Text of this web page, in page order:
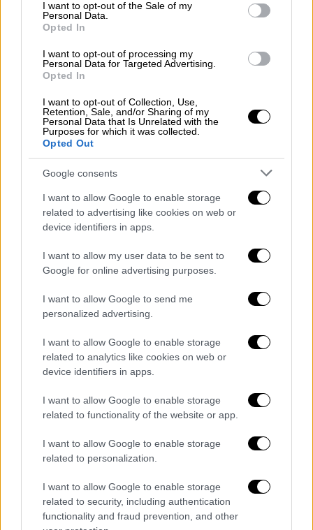
I want to opt-out of the Sale of my
Personal Data.
Opted In
I want to opt-out of processing my
Personal Data for Targeted Advertising.
Opted In
I want to opt-out of Collection, Use,
Retention, Sale, and/or Sharing of my
Personal Data that Is Unrelated with the
Purposes for which it was collected.
Opted Out
Google consents
I want to allow Google to enable storage
related to advertising like cookies on web or
device identifiers in apps.
I want to allow my user data to be sent to
Google for online advertising purposes.
I want to allow Google to send me
personalized advertising.
I want to allow Google to enable storage
related to analytics like cookies on web or
device identifiers in apps.
I want to allow Google to enable storage
related to functionality of the website or app.
I want to allow Google to enable storage
related to personalization.
I want to allow Google to enable storage
related to security, including authentication
functionality and fraud prevention, and other
Ιστορία|16.02.2026 12:01
«Ανοιχτός σε διάλογο με τις αρμόδιες
ελληνικές Αρχές» λέει ο Βέλγος
συλλέκτης για τις ιστορικές
«Δεν έχει ληφθεί ακόμη απόφαση για
πώληση»